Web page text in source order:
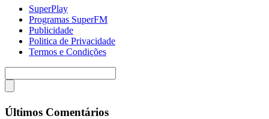
SuperPlay
Programas SuperFM
Publicidade
Politica de Privacidade
Termos e Condições
Últimos Comentários